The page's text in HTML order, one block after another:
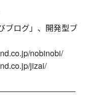
ログ」、開発型ブ
nobinobi/
jizai/